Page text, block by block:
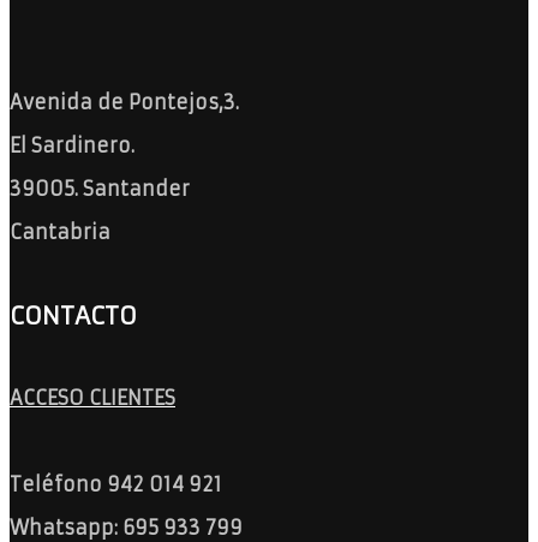
Avenida de Pontejos,3.
El Sardinero.
39005. Santander
Cantabria
CONTACTO
ACCESO CLIENTES
Teléfono 942 014 921
Whatsapp: 695 933 799